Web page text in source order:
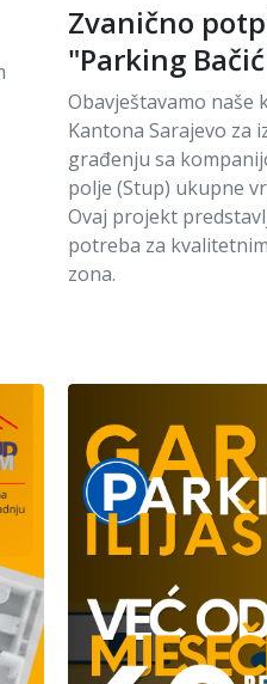
Zvanično
"Parking
Obavještavamo naše
Kantona Sarajevo za
građenju sa
polje (Stup) ukupne
Ovaj projekt
potreba za
zona.